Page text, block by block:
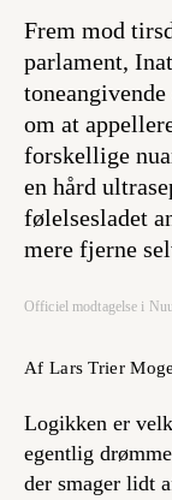
Frem mod
parlament,
om at
forskellige
en hård
følelsesladet
mere fjerne
Officiel modtagelse i
Af Lars Trier
Logikken er
egentlig
der smager lidt